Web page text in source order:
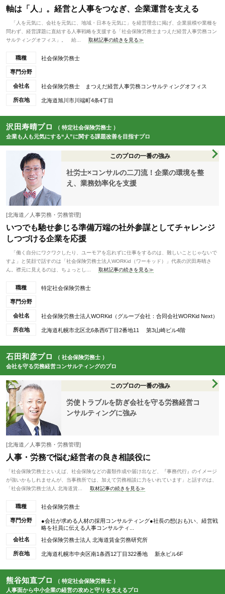
軸は「人」。経営と人事をつなぎ、企業運営を支える
「人を元気に、会社を元気に、地域・日本を元気に」を経営理念に掲げ、企業規模や業種を
問わず、経営課題に直結する人事戦略を支援する「社会保険労務士まつえだ経営人事労務コン
サルティングオフィス」。 給...
取材記事の続きを見る≫
職種 社会保険労務士
専門分野
会社名 社会保険労務士 まつえだ経営人事労務コンサルティングオフィス
所在地 北海道旭川市川端町4条4丁目
沢田寿晴プロ
（ 特定社会保険労務士 ）
企業も人も元気にする“人”に関する課題改善を目指すプロ
このプロの一番の強み
社労士×コンサルの二刀流！企業の環境を整
え、業務効率化を支援
[北海道／人事労務・労務管理]
いつでも馳せ参じる準備万端の社外参謀としてチャレンジ
しつづける企業を応援
「働く自分にワクワクしたり、ユーモアを忘れずに仕事をするのは、難しいことじゃないで
すよ」と笑顔で話すのは「社会保険労務士法人WORKid（ワーキッド）」代表の沢田寿晴さ
ん。襟元に見えるのは、ちょっとし...
取材記事の続きを見る≫
職種 特定社会保険労務士
専門分野
会社名 社会保険労務士法人WORKid（グループ会社：合同会社WORKid Next）
所在地 北海道札幌市北区北6条西6丁目2番地11 第3山崎ビル4階
石田和彦プロ
（ 社会保険労務士 ）
会社を守る労務経営コンサルティングのプロ
このプロの一番の強み
労使トラブルを防ぎ会社を守る労務経営コ
ンサルティングに強み
[北海道／人事労務・労務管理]
人事・労務で悩む経営者の良き相談役に
「社会保険労務士といえば、社会保険などの書類作成や届け出など、『事務代行』のイメージ
が強いかもしれませんが、当事務所では、加えて労務相談に力をいれています」と話すのは、
「社会保険労務士法人 北海道賃...
取材記事の続きを見る≫
職種 社会保険労務士
専門分野
●会社が求める人材の採用コンサルティング●社長の想(おも)い、経営戦
略を社員に伝える人事コンサルティ...
会社名
社会保険労務士法人 北海道賃金労務研究所
所在地 北海道札幌市中央区南1条西12丁目322番地 新永ビル6F
熊谷知直プロ
（ 特定社会保険労務士 ）
人事面から中小企業の経営の攻めと守りを支えるプロ